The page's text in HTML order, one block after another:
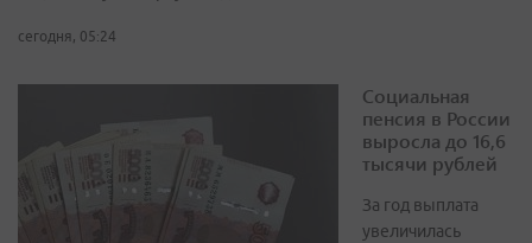
сегодня, 05:24
Социальная
пенсия в России
выросла до 16,6
тысячи рублей
За год выплата
увеличилась